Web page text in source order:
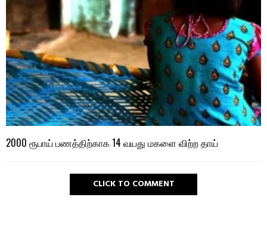
2000 ரூபாய் பணத்திற்காக 14 வயது மகளை விற்ற தாய்
CLICK TO COMMENT